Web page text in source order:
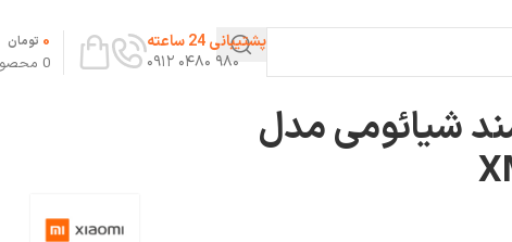
پشتیبانی 24 ساعته
۹۸۰ ۰۴۸۰ ۰۹۱۲
0
0 تومان
شیائومی مدل